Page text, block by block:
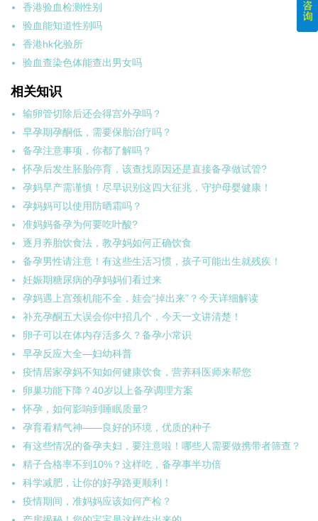
香港验血检测性别
验血能知道性别吗
香港hk化验所
验血查染色体能查出男女吗
相关知识
输卵管切除后还会得宫外孕吗？
早孕期孕酮低，需要保胎治疗吗？
备孕注意事项，你都了解吗？
怀孕后发生胚胎停育，该查找原因还是直接备孕做试管?
孕妈早产需谨慎！尽早识别这四大征兆，守护母婴健康！
孕妈妈可以使用防晒霜吗？
准妈妈备孕为何要吃叶酸?
逐月养胎饮食法，教孕妈如何正确饮食
备孕男性请注意！有这些生活习惯，孩子可能出生就残疾！
妊娠期糖尿病的孕妈妈们看过来
孕妈遇上宫颈机能不全，娃会“掉出来”？今天详细解读
补充孕酮五大误会你中招几个，今天一文讲清楚！
卵子可以在体内存活多久？备孕小常识
早孕反应大全—妇幼科普
疫情居家孕妈不知如何健康饮食，营养科医师来帮您
卵巢功能下降？40岁以上备孕调理方案
怀孕，如何影响到睡眠质量?
孕育看精气神——良好的环境，优质的种子
有这些情况的备孕夫妇，要注意啦！哪些人需要做携带者筛查？
精子合格率不到10%？这样吃，备孕事半功倍
科学减肥，让你的好孕路更顺利！
疫情期间，准妈妈应该如何产检？